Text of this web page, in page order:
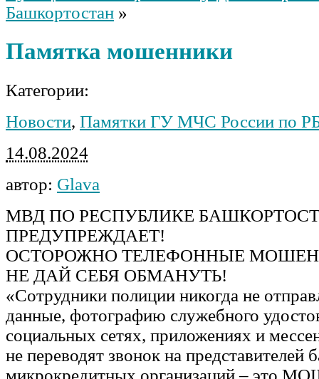
Башкортостан »
Памятка мошенники
Категории:
Новости, Памятки ГУ МЧС России по
14.08.2024
автор: Glava
МВД ПО РЕСПУБЛИКЕ
ПРЕДУПРЕЖДАЕТ!
ОСТОРОЖНО ТЕЛЕФОННЫЕ
НЕ ДАЙ СЕБЯ ОБМАНУТЬ!
«Сотрудники полиции никогда не
данные, фотографию служебного
социальных сетях, приложениях и
не переводят звонок на представителей
микрокредитных организаций – это